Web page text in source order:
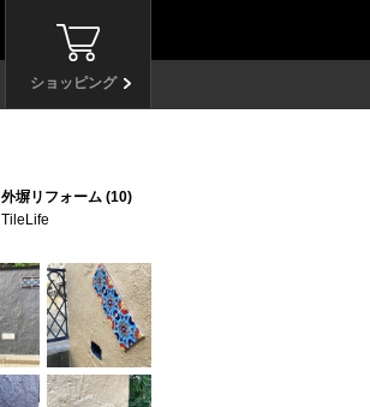
ショッピング
外塀リフォーム (10)
TileLife